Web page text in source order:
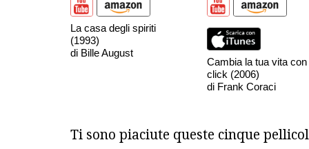
La casa degli spiriti
(1993)
di Bille August
Cambia la tua vita con
click (2006)
di Frank Coraci
Ti sono piaciute queste cinque